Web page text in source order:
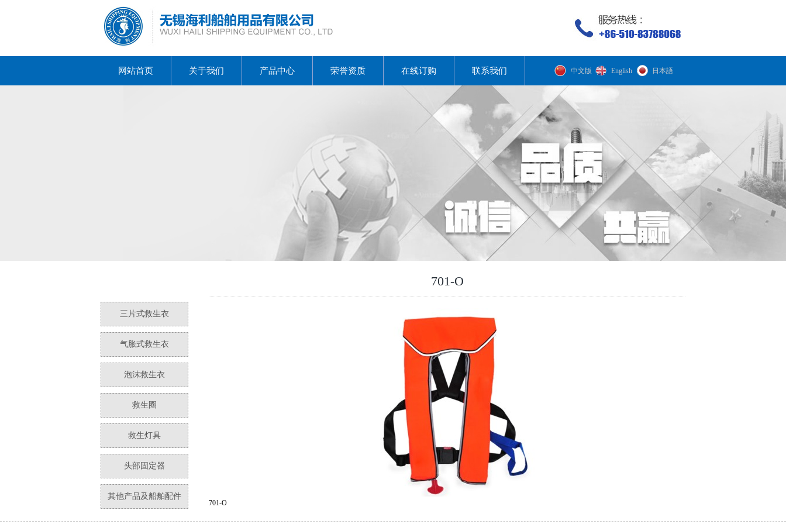
网站首页 关于我们 产品中心 荣誉资质 在线订购 联系我们 中文版 English 日本語
三片式救生衣
气胀式救生衣
泡沫救生衣
救生圈
救生灯具
头部固定器
其他产品及船舶配件
701-O
701-O